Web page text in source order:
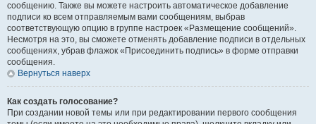
сообщению. Также вы можете настроить автоматическое добавление
подписи ко всем отправляемым вами сообщениям, выбрав
соответствующую опцию в группе настроек «Размещение сообщений».
Несмотря на это, вы сможете отменять добавление подписи в отдельных
сообщениях, убрав флажок «Присоединить подпись» в форме отправки
сообщения.
Вернуться наверх
Как создать голосование?
При создании новой темы или при редактировании первого сообщения